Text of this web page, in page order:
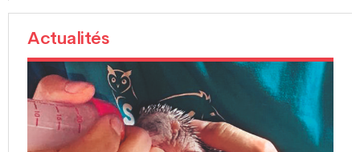
Actualités